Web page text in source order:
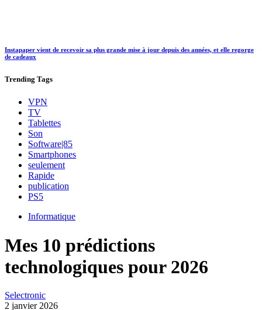
Instapaper vient de recevoir sa plus grande mise à jour depuis des années, et elle regorge
de cadeaux
Trending Tags
VPN
TV
Tablettes
Son
Software|85
Smartphones
seulement
Rapide
publication
PS5
Informatique
Mes 10 prédictions
technologiques pour 2026
Selectronic
2 janvier 2026